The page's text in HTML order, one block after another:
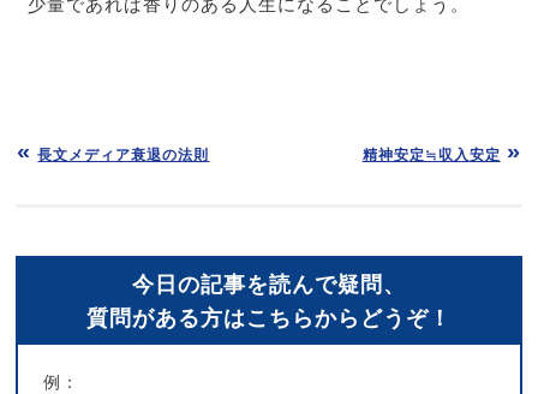
長文メディア衰退の法則 精神安定≒収入安定
今日の記事を読んで疑問、
質問がある方はこちらからどうぞ！
例：